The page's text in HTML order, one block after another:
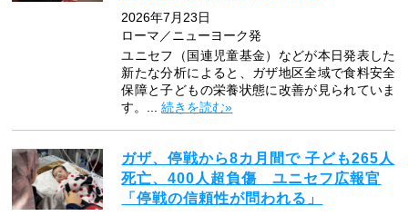
2026年7月23日
ローマ／ニューヨーク発
ユニセフ（国連児童基金）などが本日発表した
新たな分析によると、ガザ地区全域で食料安全
保障と子どもの栄養状態に改善が見られていま
す。...続きを読む»
ガザ、停戦から8カ月間で 子ども265人
死亡、400人超負傷 ユニセフ広報官
「停戦の信頼性が問われる」